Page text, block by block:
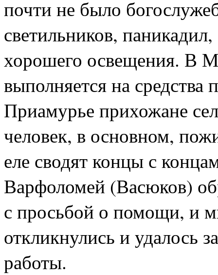
почти не было
светильников,
хорошего освещения. В
выполняется на
Приамурье прихожане
человек, в основном,
еле сводят концы с
Варфоломей (Васюков)
с просьбой о помощи, и
откликнулись и удалось
работы.